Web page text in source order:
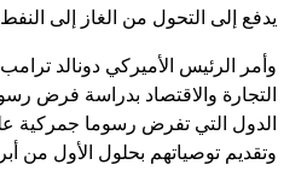
يدفع إلى التحول من الغاز إلى
وأمر الرئيس الأميركي دونالد
التجارة والاقتصاد بدراسة فرض
الدول التي تفرض رسوما جمركية
وتقديم توصياتهم بحلول الأول من